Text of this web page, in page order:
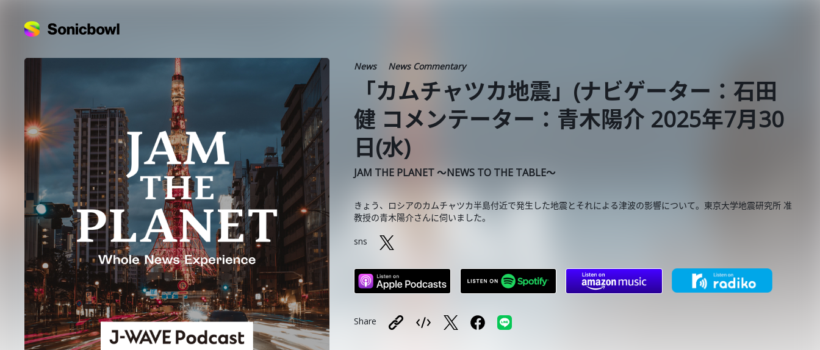
News News Commentary
「カムチャツカ地震」(ナビゲーター：石田
健 コメンテーター：青木陽介 2025年7月30
日(水)
JAM THE PLANET ～NEWS TO THE TABLE～
きょう、ロシアのカムチャツカ半島付近で発生した地震とそれによる津波の影響について。東京大学地震研究所 准
教授の青木陽介さんに伺いました。
sns
Share